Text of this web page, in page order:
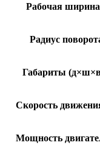
Рабочая
Радиус
Габариты
Скорость
Мощность